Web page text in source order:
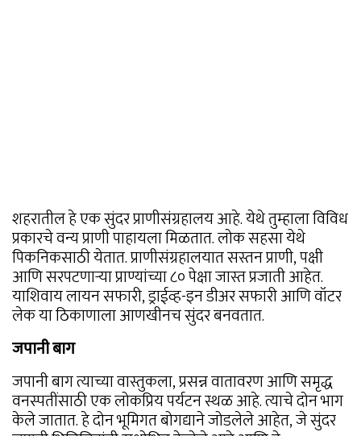
शहरातील हे एक सुंदर प्राणीसंग्रहालय आहे. येथे तुम्हाला विविध
प्रकारचे वन्य प्राणी पाहायला मिळतात. लोक सहसा येथे
पिकनिकसाठी येतात. प्राणीसंग्रहालयात सस्तन प्राणी, पक्षी
आणि सरपटणाऱ्या प्राण्यांच्या ८० पेक्षा जास्त प्रजाती आहेत.
याशिवाय लायन सफारी, ड्राईव्ह-इन डीअर सफारी आणि वॉटर
लेक या ठिकाणाला आणखीनच सुंदर बनवतात.
जपानी बाग
जपानी बाग त्याच्या वास्तुकला, प्रसन्न वातावरण आणि समृद्ध
वनस्पतींसाठी एक लोकप्रिय पर्यटन स्थळ आहे. त्याचे दोन भाग
केले जातात. हे दोन भूमिगत बोगद्याने जोडलेले आहेत, जे सुंदर